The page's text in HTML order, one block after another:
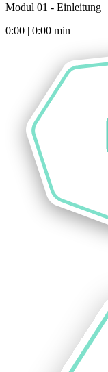
Modul 01 - Einleitung
0:00 | 0:00 min